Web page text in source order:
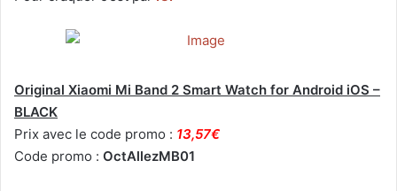
Original Xiaomi Mi Band 2 Smart Watch for Android iOS –
BLACK
Prix avec le code promo : 13,57€
Code promo : OctAllezMB01